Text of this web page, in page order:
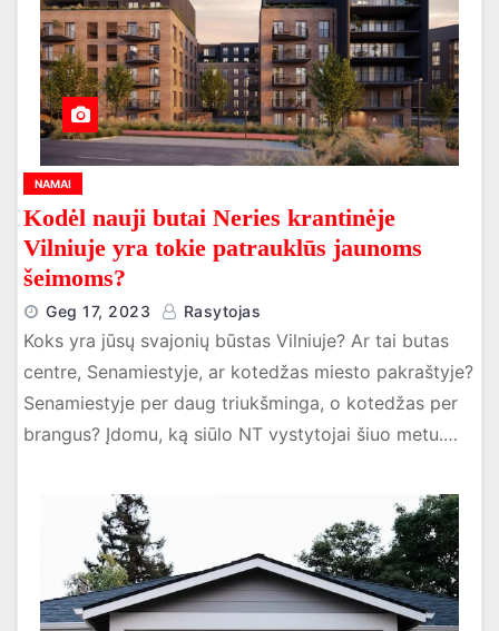
NAMAI
Kodėl nauji butai Neries krantinėje
Vilniuje yra tokie patrauklūs jaunoms
šeimoms?
Geg 17, 2023 Rasytojas
Koks yra jūsų svajonių būstas Vilniuje? Ar tai butas
centre, Senamiestyje, ar kotedžas miesto pakraštyje?
Senamiestyje per daug triukšminga, o kotedžas per
brangus? Įdomu, ką siūlo NT vystytojai šiuo metu.…